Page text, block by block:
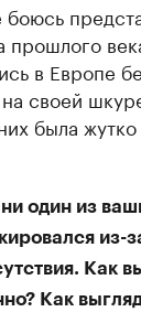
прошлого
в Европе
своей
была
один из
из-
Как
Как